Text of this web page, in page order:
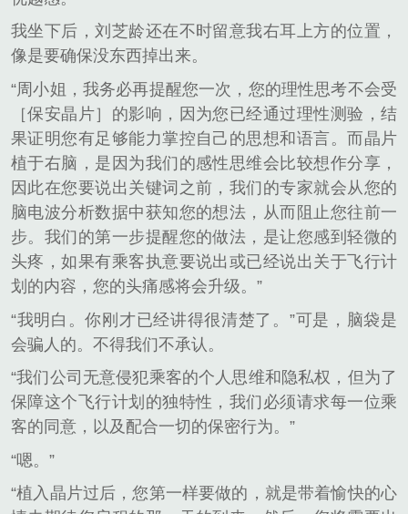
我坐下后，刘芝龄还在不时留意我右耳上方的位置，
像是要确保没东西掉出来。
“周小姐，我务必再提醒您一次，您的理性思考不会受
［保安晶片］的影响，因为您已经通过理性测验，结
果证明您有足够能力掌控自己的思想和语言。而晶片
植于右脑，是因为我们的感性思维会比较想作分享，
因此在您要说出关键词之前，我们的专家就会从您的
脑电波分析数据中获知您的想法，从而阻止您往前一
步。我们的第一步提醒您的做法，是让您感到轻微的
头疼，如果有乘客执意要说出或已经说出关于飞行计
划的内容，您的头痛感将会升级。”
“我明白。你刚才已经讲得很清楚了。”可是，脑袋是
会骗人的。不得我们不承认。
“我们公司无意侵犯乘客的个人思维和隐私权，但为了
保障这个飞行计划的独特性，我们必须请求每一位乘
客的同意，以及配合一切的保密行为。”
“嗯。”
“植入晶片过后，您第一样要做的，就是带着愉快的心